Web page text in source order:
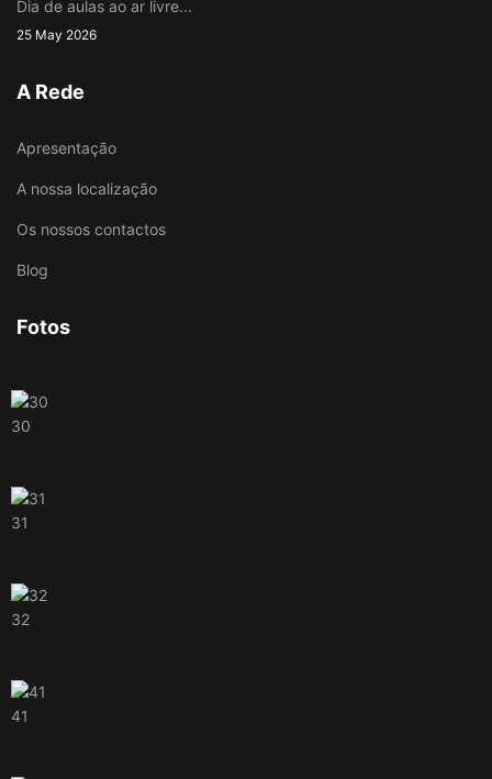
Dia de aulas ao ar livre...
25 May 2026
A Rede
Apresentação
A nossa localização
Os nossos contactos
Blog
Fotos
30
31
32
41